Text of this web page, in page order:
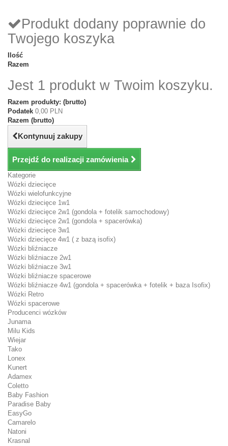
Produkt dodany poprawnie do
Twojego koszyka
Ilość
Razem
Jest 1 produkt w Twoim koszyku.
Razem produkty: (brutto)
Podatek 0,00 PLN
Razem (brutto)
Kontynuuj zakupy
Przejdź do realizacji zamówienia
Kategorie
Wózki dziecięce
Wózki wielofunkcyjne
Wózki dziecięce 1w1
Wózki dziecięce 2w1 (gondola + fotelik samochodowy)
Wózki dziecięce 2w1 (gondola + spacerówka)
Wózki dziecięce 3w1
Wózki dziecięce 4w1 ( z bazą isofix)
Wózki bliźniacze
Wózki bliźniacze 2w1
Wózki bliźniacze 3w1
Wózki bliźniacze spacerowe
Wózki bliźniacze 4w1 (gondola + spacerówka + fotelik + baza Isofix)
Wózki Retro
Wózki spacerowe
Producenci wózków
Junama
Milu Kids
Wiejar
Tako
Lonex
Kunert
Adamex
Coletto
Baby Fashion
Paradise Baby
EasyGo
Camarelo
Natoni
Krasnal